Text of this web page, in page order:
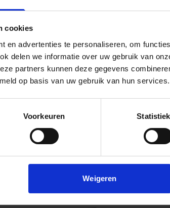
cookies
en advertenties te personaliseren, om
delen we informatie over uw gebruik van
partners kunnen deze gegevens
op basis van uw gebruik van hun services.
Voorkeuren
Weigeren